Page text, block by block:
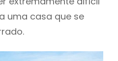
uma casa que se